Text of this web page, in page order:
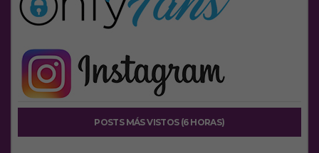
POSTS MÁS VISTOS (6 HORAS)